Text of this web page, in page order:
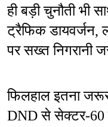
ही बड़ी चुनौती भी
ट्रैफिक
पर सख्त निगरानी
फिलहाल इतना
DND से सेक्टर-60